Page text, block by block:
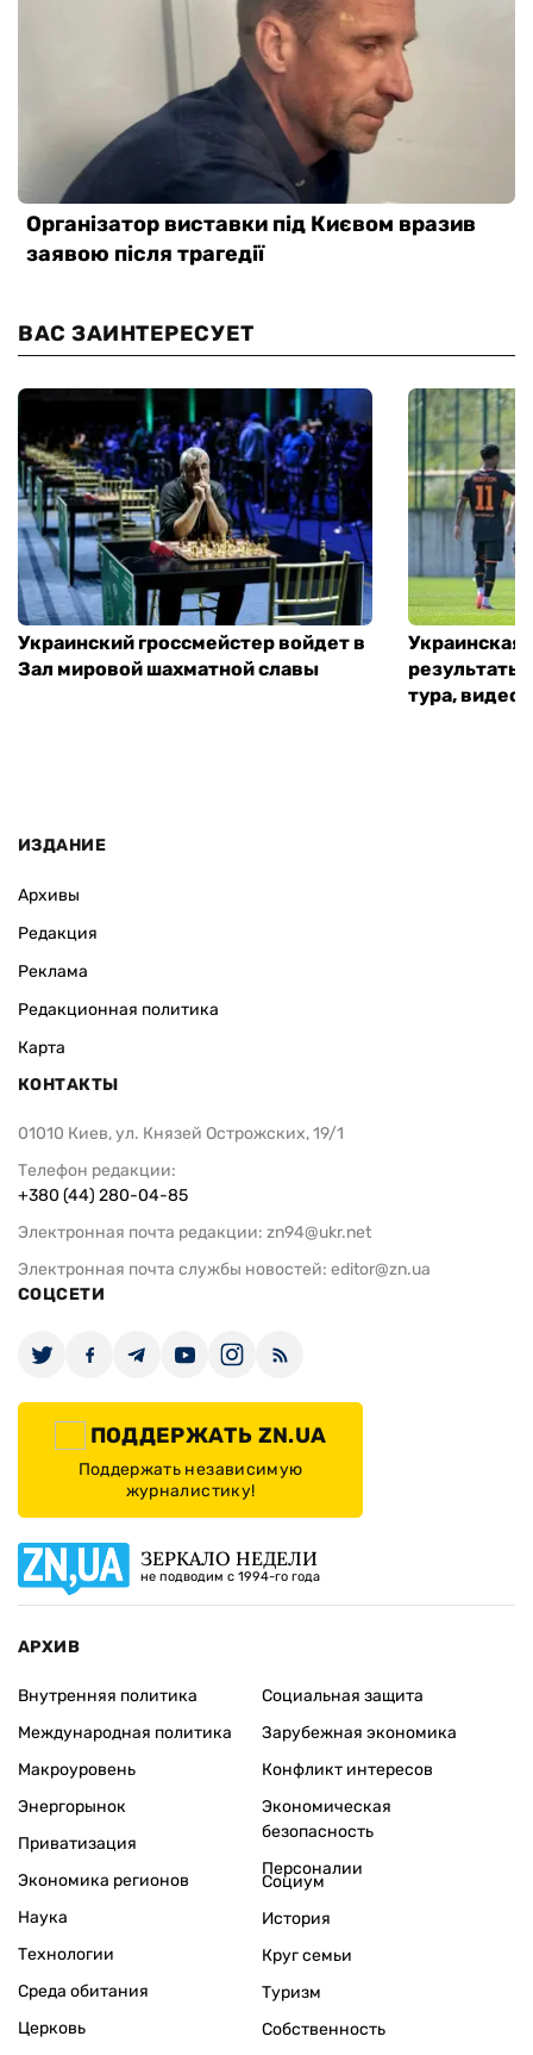
ВАС ЗАИНТЕРЕСУЕТ
Украинский гроссмейстер войдет в
Зал мировой шахматной славы
Украинская
результаты
тура, видео
ИЗДАНИЕ
Архивы
Редакция
Реклама
Редакционная политика
Карта
КОНТАКТЫ
01010 Киев, ул. Князей Острожских, 19/1
Телефон редакции:
+380 (44) 280-04-85
Электронная почта редакции: zn94@ukr.net
Электронная почта службы новостей: editor@zn.ua
СОЦСЕТИ
ПОДДЕРЖАТЬ ZN.UA
Поддержать независимую
журналистику!
ЗЕРКАЛО НЕДЕЛИ
не подводим с 1994-го года
АРХИВ
Внутренняя политика
Международная политика
Макроуровень
Энергорынок
Приватизация
Экономика регионов
Социальная защита
Зарубежная экономика
Конфликт интересов
Экономическая
безопасность
Персоналии
Наука
Технологии
Среда обитания
Церковь
Социум
История
Круг семьи
Туризм
Собственность